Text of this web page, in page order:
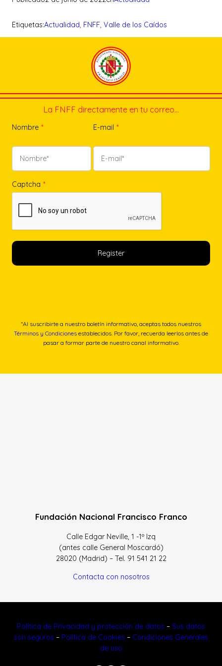
Etiquetas:Actualidad, FNFF, Valle de los Caídos
La FNFF directamente en tu correo…
Nombre * E-mail *
Captcha *
*Al suscribirte a nuestro boletín informativo, aceptas todos nuestros
Términos y Condiciones establecidos. Por favor, recuerda leerlos antes de
pasar a formar parte de nuestro canal informativo.
Fundación Nacional Francisco Franco
Calle Edgar Neville, 1 -1º Izq
(antes calle General Moscardó)
28020 (Madrid) – Tel. 91 541 21 22
Contacta con nosotros
Política de Privacidad y protección de datos – Sus datos
son seguros – Política de Cookies – Condiciones Generales
de uso